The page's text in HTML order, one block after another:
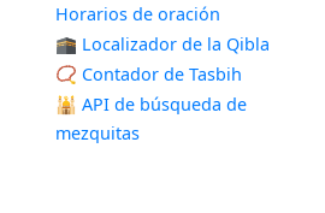
Horarios de oración
🕋 Localizador de la Qibla
📿 Contador de Tasbih
🕌 API de búsqueda de
mezquitas